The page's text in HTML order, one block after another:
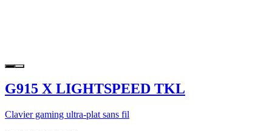
G915 X LIGHTSPEED TKL
Clavier gaming ultra-plat sans fil